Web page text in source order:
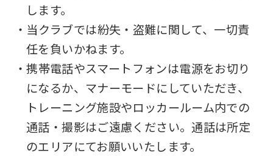
します。
・当クラブでは紛失・盗難に関して、一切責
任を負いかねます。
・携帯電話やスマートフォンは電源をお切り
になるか、マナーモードにしていただき、
トレーニング施設やロッカールーム内での
通話・撮影はご遠慮ください。通話は所定
のエリアにてお願いいたします。